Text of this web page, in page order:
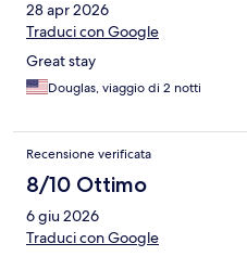
28 apr 2026
Traduci con Google
Great stay
Douglas, viaggio di 2 notti
Recensione verificata
8/10 Ottimo
6 giu 2026
Traduci con Google